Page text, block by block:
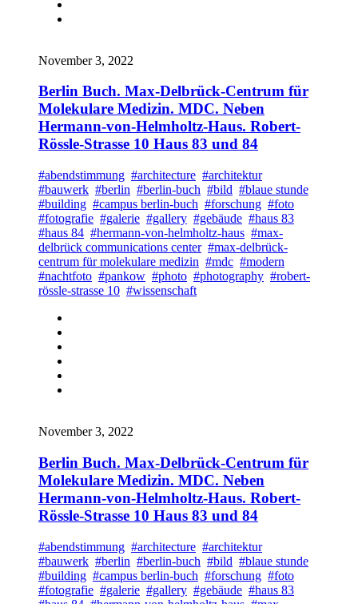
November 3, 2022
Berlin Buch. Max-Delbrück-Centrum für
Molekulare Medizin. MDC. Neben
Hermann-von-Helmholtz-Haus. Robert-
Rössle-Strasse 10 Haus 83 und 84
#abendstimmung #architecture #architektur
#bauwerk #berlin #berlin-buch #bild #blaue stunde
#building #campus berlin-buch #forschung #foto
#fotografie #galerie #gallery #gebäude #haus 83
#haus 84 #hermann-von-helmholtz-haus #max-
delbrück communications center #max-delbrück-
centrum für molekulare medizin #mdc #modern
#nachtfoto #pankow #photo #photography #robert-
rössle-strasse 10 #wissenschaft
November 3, 2022
Berlin Buch. Max-Delbrück-Centrum für
Molekulare Medizin. MDC. Neben
Hermann-von-Helmholtz-Haus. Robert-
Rössle-Strasse 10 Haus 83 und 84
#abendstimmung #architecture #architektur
#bauwerk #berlin #berlin-buch #bild #blaue stunde
#building #campus berlin-buch #forschung #foto
#fotografie #galerie #gallery #gebäude #haus 83